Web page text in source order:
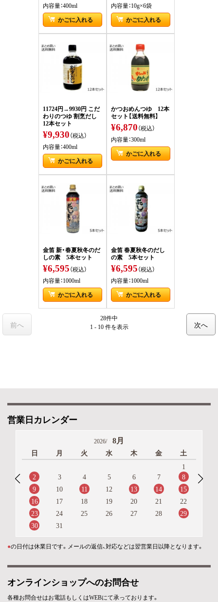
内容量：400ml
かごに入れる
内容量：10g×6袋
かごに入れる
11724円→9930円 こだ
わりのつゆ 割烹だし
12本セット
¥9,930（税込）
内容量：400ml
かごに入れる
かつおめんつゆ 12本
セット【送料無料】
¥6,870（税込）
内容量：300ml
かごに入れる
金笛 新・春夏秋冬のだ
しの素 5本セット
¥6,595（税込）
内容量：1000ml
かごに入れる
金笛 春夏秋冬のだし
の素 5本セット
¥6,595（税込）
内容量：1000ml
かごに入れる
28件中
1 - 10 件を表示
前へ 次へ
営業日カレンダー
2026/ 8月
日 月 火 水 木 金
土
1
2
3 4 5 6 7
8
9
10 11 12 13 14
15
16
17 18 19 20 21
22
23
24 25 26 27 28
29
30
31
●の日付は休業日です。メールの返信、対応などは翌営業日以降となります。
オンラインショップへのお問合せ
各種お問合せはお電話もしくはWEBにて承っております。